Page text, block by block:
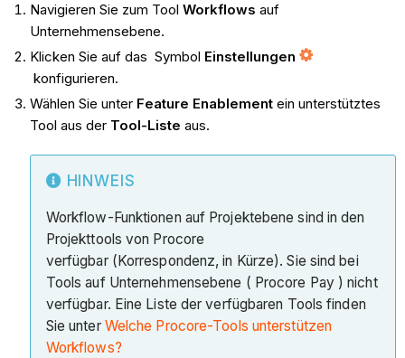
Navigieren Sie zum Tool Workflows auf
Unternehmensebene.
Klicken Sie auf das Symbol Einstellungen
konfigurieren.
Wählen Sie unter Feature Enablementein unterstütztes
Tool aus der Tool-Liste aus.
HINWEIS
Workflow-Funktionen auf Projektebene sind in den
Projekttools von Procore
verfügbar (Korrespondenz, in Kürze). Sie sind bei
Tools auf Unternehmensebene ( Procore Pay ) nicht
verfügbar. Eine Liste der verfügbaren Tools finden
Sie unter Welche Procore-Tools unterstützen
Workflows?